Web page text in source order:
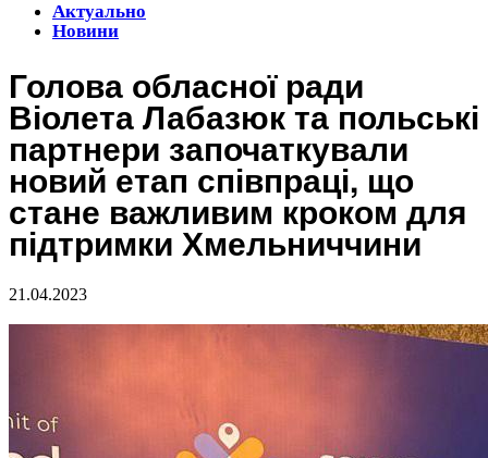
Актуально
Новини
Голова обласної ради
Віолета Лабазюк та польські
партнери започаткували
новий етап співпраці, що
стане важливим кроком для
підтримки Хмельниччини
21.04.2023